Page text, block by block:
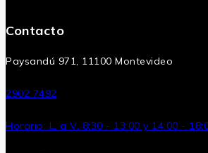
Contacto
Paysandú 971, 11100 Montevideo
2902 7492
Horario: L. a V. 8:30 - 13:00 y 14:00 -